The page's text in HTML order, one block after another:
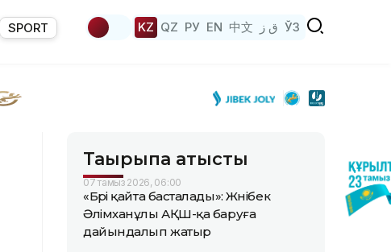
SPORT KZ QZ РУ EN 中文 ق ز ЎЗ
Тақырыпқа қатысты
07 тамыз 2026, 06:00
«Бәрі қайта басталады»: Жәнібек
Әлімханұлы АҚШ-қа баруға
дайындалып жатыр